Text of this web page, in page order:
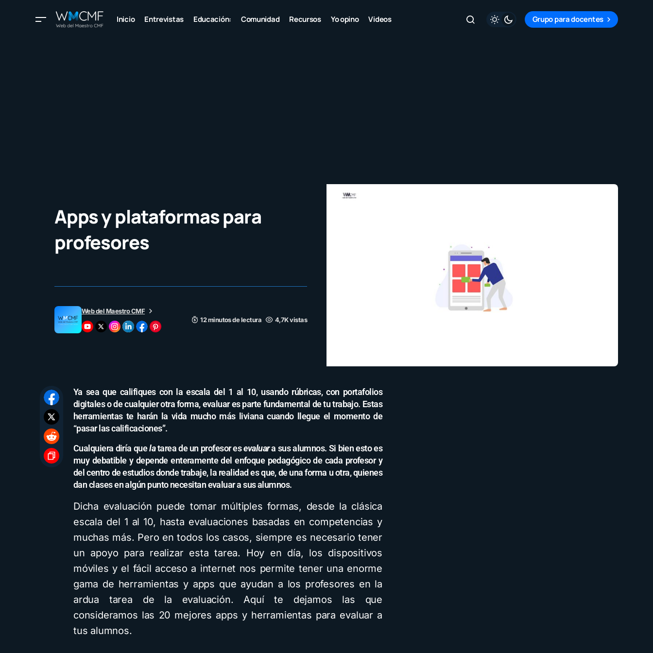
Inicio Entrevistas Educación: Comunidad Recursos Yo opino Videos Grupo para docentes
Apps y plataformas para
profesores
Web del Maestro CMF
12 minutos de lectura
4,7K vistas
Ya sea que califiques con la escala del 1 al 10, usando rúbricas, con portafolios
digitales o de cualquier otra forma, evaluar es parte fundamental de tu trabajo. Estas
herramientas te harán la vida mucho más liviana cuando llegue el momento de
“pasar las calificaciones”.
Cualquiera diría quelatarea de un profesor esevaluara sus alumnos. Si bien esto es
muy debatible y depende enteramente del enfoque pedagógico de cada profesor y
del centro de estudios donde trabaje, la realidad es que, de una forma u otra, quienes
dan clases en algún punto necesitan evaluar a sus alumnos.
Dicha evaluación puede tomar múltiples formas, desde la clásica
escala del 1 al 10, hasta evaluaciones basadas en competencias y
muchas más. Pero en todos los casos, siempre es necesario tener
un apoyo para realizar esta tarea. Hoy en día, los dispositivos
móviles y el fácil acceso a internet nos permite tener una enorme
gama de herramientas y apps que ayudan a los profesores en la
ardua tarea de la evaluación. Aquí te dejamos las que
consideramos las 20 mejores apps y herramientas para evaluar a
tus alumnos.